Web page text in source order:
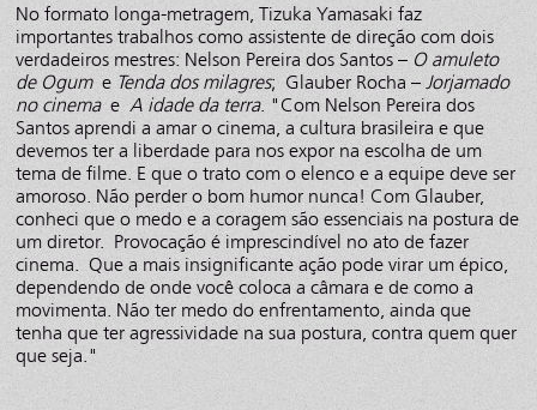
No formato longa-metragem, Tizuka Yamasaki faz
importantes trabalhos como assistente de direção com dois
verdadeiros mestres: Nelson Pereira dos Santos – O amuleto
de Ogume Tenda dos milagres; Glauber Rocha – Jorjamado
no cinemaeA idade da terra. "Com Nelson Pereira dos
Santos aprendi a amar o cinema, a cultura brasileira e que
devemos ter a liberdade para nos expor na escolha de um
tema de filme. E que o trato com o elenco e a equipe deve ser
amoroso. Não perder o bom humor nunca! Com Glauber,
conheci que o medo e a coragem são essenciais na postura de
um diretor. Provocação é imprescindível no ato de fazer
cinema. Que a mais insignificante ação pode virar um épico,
dependendo de onde você coloca a câmara e de como a
movimenta. Não ter medo do enfrentamento, ainda que
tenha que ter agressividade na sua postura, contra quem quer
que seja."